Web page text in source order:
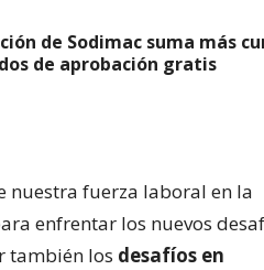
de Sodimac suma más
de aprobación gratis
nuestra fuerza laboral en la
enfrentar los nuevos
también los desafíos en